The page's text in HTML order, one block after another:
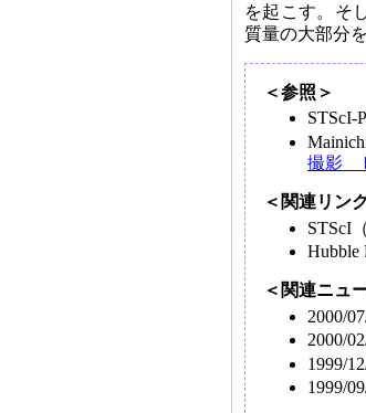
を起こす。そ
質量の大部分
＜参照＞
STScI-
撮影
＜関連リン
STScI
Hubble
＜関連ニュ
2000/
2000/
1999/
1999/